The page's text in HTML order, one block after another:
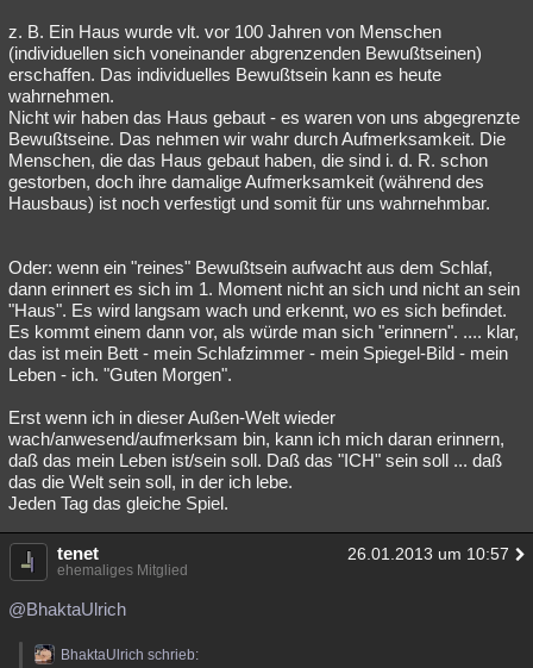
z. B. Ein Haus wurde vlt. vor 100 Jahren von Menschen
(individuellen sich voneinander abgrenzenden Bewußtseinen)
erschaffen. Das individuelles Bewußtsein kann es heute
wahrnehmen.
Nicht wir haben das Haus gebaut - es waren von uns abgegrenzte
Bewußtseine. Das nehmen wir wahr durch Aufmerksamkeit. Die
Menschen, die das Haus gebaut haben, die sind i. d. R. schon
gestorben, doch ihre damalige Aufmerksamkeit (während des
Hausbaus) ist noch verfestigt und somit für uns wahrnehmbar.
Oder: wenn ein "reines" Bewußtsein aufwacht aus dem Schlaf,
dann erinnert es sich im 1. Moment nicht an sich und nicht an sein
"Haus". Es wird langsam wach und erkennt, wo es sich befindet.
Es kommt einem dann vor, als würde man sich "erinnern". .... klar,
das ist mein Bett - mein Schlafzimmer - mein Spiegel-Bild - mein
Leben - ich. "Guten Morgen".
Erst wenn ich in dieser Außen-Welt wieder
wach/anwesend/aufmerksam bin, kann ich mich daran erinnern,
daß das mein Leben ist/sein soll. Daß das "ICH" sein soll ... daß
das die Welt sein soll, in der ich lebe.
Jeden Tag das gleiche Spiel.
tenet 26.01.2013 um 10:57
ehemaliges Mitglied
@BhaktaUlrich
BhaktaUlrich schrieb: